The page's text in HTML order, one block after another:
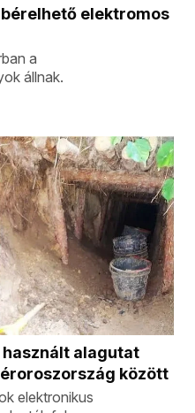
elektromos
a
állnak.
alagutat
között
elektronikus